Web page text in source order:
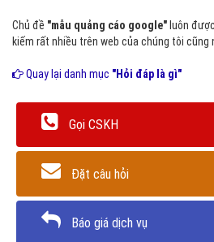
Chủ đề "mẫu quảng cáo google" luôn
kiếm rất nhiều trên web của chúng tôi cũng
Quay lại danh mục "Hỏi đáp là gì"
Gọi CSKH
Đặt câu hỏi
Báo giá dịch vụ